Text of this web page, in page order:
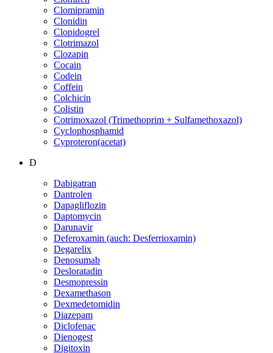
Clomipramin
Clonidin
Clopidogrel
Clotrimazol
Clozapin
Cocain
Codein
Coffein
Colchicin
Colistin
Cotrimoxazol (Trimethoprim + Sulfamethoxazol)
Cyclophosphamid
Cyproteron(acetat)
D
Dabigatran
Dantrolen
Dapagliflozin
Daptomycin
Darunavir
Deferoxamin (auch: Desferrioxamin)
Degarelix
Denosumab
Desloratadin
Desmopressin
Dexamethason
Dexmedetomidin
Diazepam
Diclofenac
Dienogest
Digitoxin